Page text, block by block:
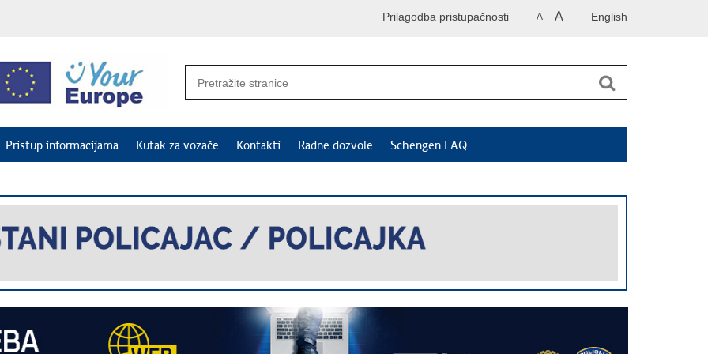
English
A A
Prilagodba pristupačnosti
Pristup informacijama Kutak za vozače Kontakti Radne dozvole Schengen FAQ